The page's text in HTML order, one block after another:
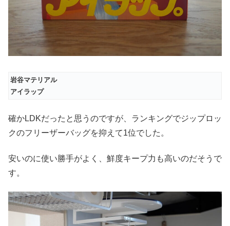
岩谷マテリアル
アイラップ
確かLDKだったと思うのですが、ランキングでジップロッ
クのフリーザーバッグを抑えて1位でした。
安いのに使い勝手がよく、鮮度キープ力も高いのだそうで
す。